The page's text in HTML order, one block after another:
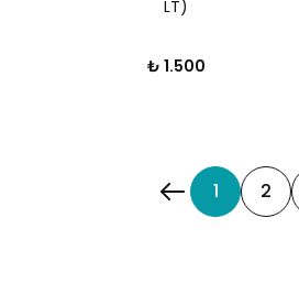
LT)
₺ 1.500
1 2